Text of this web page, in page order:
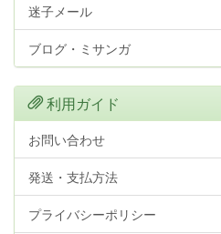
迷子メール
ブログ・ミサンガ
利用ガイド
お問い合わせ
発送・支払方法
プライバシーポリシー